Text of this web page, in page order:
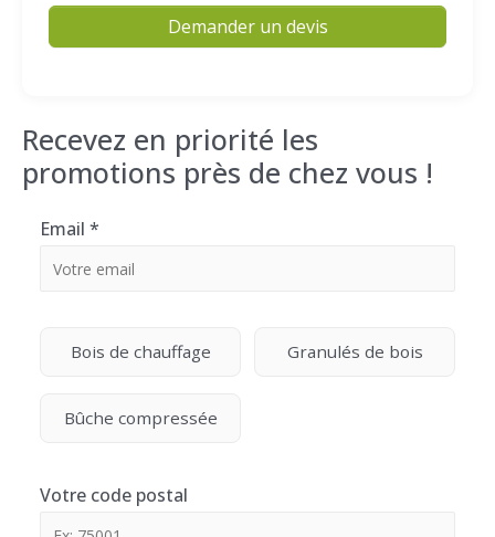
Demander un devis
Recevez en priorité les
promotions près de chez vous !
Email *
Bois de chauffage Granulés de bois
Bûche compressée
Votre code postal